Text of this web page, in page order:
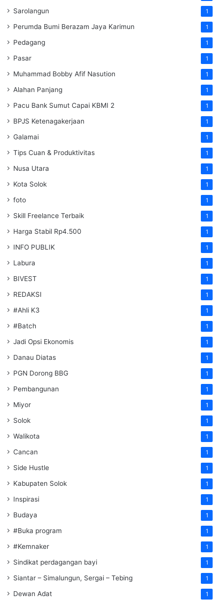
Sarolangun 1
Perumda Bumi Berazam Jaya Karimun 1
Pedagang 1
Pasar 1
Muhammad Bobby Afif Nasution 1
Alahan Panjang 1
Pacu Bank Sumut Capai KBMI 2 1
BPJS Ketenagakerjaan 1
Galamai 1
Tips Cuan & Produktivitas 1
Nusa Utara 1
Kota Solok 1
foto 1
Skill Freelance Terbaik 1
Harga Stabil Rp4.500 1
INFO PUBLIK 1
Labura 1
BIVEST 1
REDAKSI 1
#Ahli K3 1
#Batch 1
Jadi Opsi Ekonomis 1
Danau Diatas 1
PGN Dorong BBG 1
Pembangunan 1
Miyor 1
Solok 1
Walikota 1
Cancan 1
Side Hustle 1
Kabupaten Solok 1
Inspirasi 1
Budaya 1
#Buka program 1
#Kemnaker 1
Sindikat perdagangan bayi 1
Siantar – Simalungun, Sergai – Tebing 1
Dewan Adat 1